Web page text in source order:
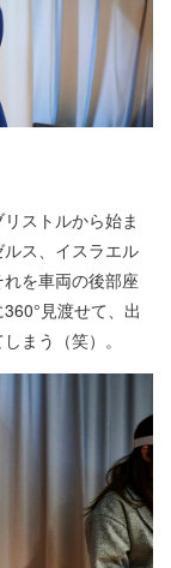
ストルから始ま
ス、イスラエル
を車両の後部座
見渡せて、出
まう（笑）。